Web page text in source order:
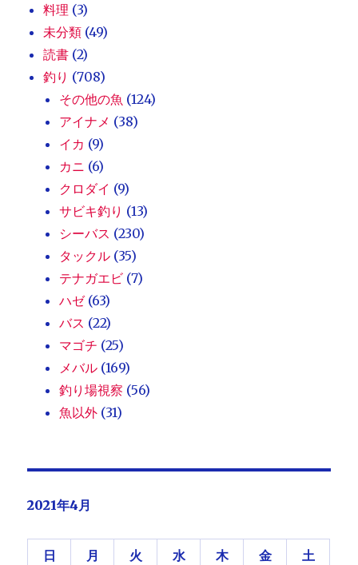
料理 (3)
未分類 (49)
読書 (2)
釣り (708)
その他の魚 (124)
アイナメ (38)
イカ (9)
カニ (6)
クロダイ (9)
サビキ釣り (13)
シーバス (230)
タックル (35)
テナガエビ (7)
ハゼ(63)
バス (22)
マゴチ (25)
メバル (169)
釣り場視察 (56)
魚以外 (31)
2021年4月
日 月 火 水 木 金 土